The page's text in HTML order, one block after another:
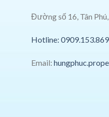
Đường số 16, Tân
Hotline: 0909.153.869
Email: